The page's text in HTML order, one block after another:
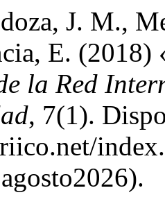
J. M.,
E.
la Red
, 7(1).